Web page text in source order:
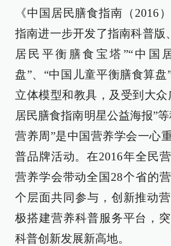
《中国居民膳食指南（2016
指南进一步开发了指南科普版
居民平衡膳食宝塔”“中国
盘”、“中国儿童平衡膳食算盘
立体模型和教具，及受到大众
居民膳食指南明星公益海报”
营养周”是中国营养学会一心
普品牌活动。在2016年全民
营养学会带动全国28个省的
个层面共同参与，创新推动
极搭建营养科普服务平台，
科普创新发展新高地。